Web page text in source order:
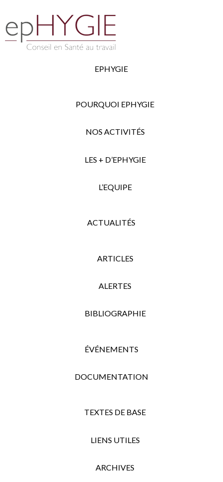
EPHYGIE
POURQUOI EPHYGIE
NOS ACTIVITÉS
LES + D’EPHYGIE
L’EQUIPE
ACTUALITÉS
ARTICLES
ALERTES
BIBLIOGRAPHIE
ÉVÉNEMENTS
DOCUMENTATION
TEXTES DE BASE
LIENS UTILES
ARCHIVES